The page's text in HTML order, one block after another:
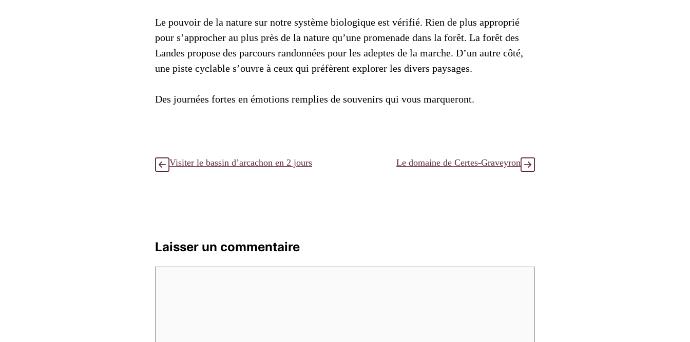
Le pouvoir de la nature sur notre système biologique est vérifié. Rien de plus approprié
pour s’approcher au plus près de la nature qu’une promenade dans la forêt. La forêt des
Landes propose des parcours randonnées pour les adeptes de la marche. D’un autre côté,
une piste cyclable s’ouvre à ceux qui préfèrent explorer les divers paysages.
Des journées fortes en émotions remplies de souvenirs qui vous marqueront.
Visiter le bassin d’arcachon en 2 jours Le domaine de Certes-Graveyron
Laisser un commentaire